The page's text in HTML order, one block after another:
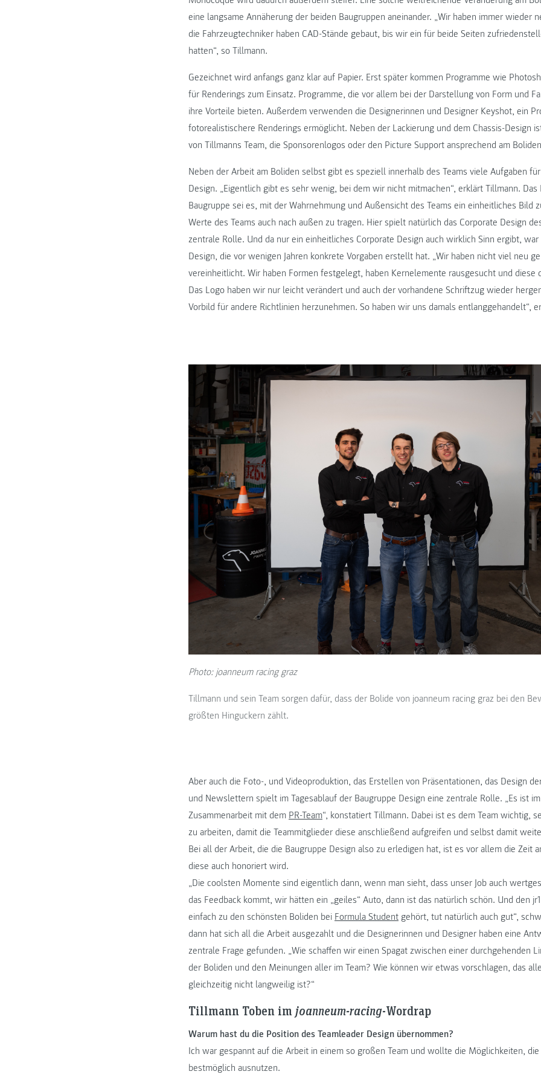
eine langsame Annäherung der beiden Baugruppen aneinander. „Wir haben immer wieder
die Fahrzeugtechniker haben CAD-Stände gebaut, bis wir ein für beide Seiten
hatten“, so Tillmann.
Gezeichnet wird anfangs ganz klar auf Papier. Erst später kommen Programme wie
für Renderings zum Einsatz. Programme, die vor allem bei der Darstellung von Form und
ihre Vorteile bieten. Außerdem verwenden die Designerinnen und Designer Keyshot, ein
fotorealistischere Renderings ermöglicht. Neben der Lackierung und dem Chassis-Design
von Tillmanns Team, die Sponsorenlogos oder den Picture Support ansprechend am
Neben der Arbeit am Boliden selbst gibt es speziell innerhalb des Teams viele Aufgaben
Design. „Eigentlich gibt es sehr wenig, bei dem wir nicht mitmachen“, erklärt Tillmann. Das
Baugruppe sei es, mit der Wahrnehmung und Außensicht des Teams ein einheitliches Bild
Werte des Teams auch nach außen zu tragen. Hier spielt natürlich das Corporate Design
zentrale Rolle. Und da nur ein einheitliches Corporate Design auch wirklich Sinn ergibt,
Design, die vor wenigen Jahren konkrete Vorgaben erstellt hat. „Wir haben nicht viel neu
vereinheitlicht. Wir haben Formen festgelegt, haben Kernelemente rausgesucht und diese
Das Logo haben wir nur leicht verändert und auch der vorhandene Schriftzug wieder
Vorbild für andere Richtlinien herzunehmen. So haben wir uns damals entlanggehandelt“,
Photo: joanneum racing graz
Tillmann und sein Team sorgen dafür, dass der Bolide von joanneum racing graz bei den
größten Hinguckern zählt.
Aber auch die Foto-, und Videoproduktion, das Erstellen von Präsentationen, das Design
und Newslettern spielt im Tagesablauf der Baugruppe Design eine zentrale Rolle. „Es ist
Zusammenarbeit mit dem PR-Team“, konstatiert Tillmann. Dabei ist es dem Team wichtig,
zu arbeiten, damit die Teammitglieder diese anschließend aufgreifen und selbst damit
Bei all der Arbeit, die die Baugruppe Design also zu erledigen hat, ist es vor allem die Zeit
diese auch honoriert wird.
„Die coolsten Momente sind eigentlich dann, wenn man sieht, dass unser Job auch
das Feedback kommt, wir hätten ein „geiles“ Auto, dann ist das natürlich schön. Und den
einfach zu den schönsten Boliden bei Formula Student gehört, tut natürlich auch gut“,
dann hat sich all die Arbeit ausgezahlt und die Designerinnen und Designer haben eine
zentrale Frage gefunden. „Wie schaffen wir einen Spagat zwischen einer durchgehenden
der Boliden und den Meinungen aller im Team? Wie können wir etwas vorschlagen, das
gleichzeitig nicht langweilig ist?“
Tillmann Toben im joanneum-racing-Wordrap
Warum hast du die Position des Teamleader Design übernommen?
Ich war gespannt auf die Arbeit in einem so großen Team und wollte die Möglichkeiten,
bestmöglich ausnutzen.